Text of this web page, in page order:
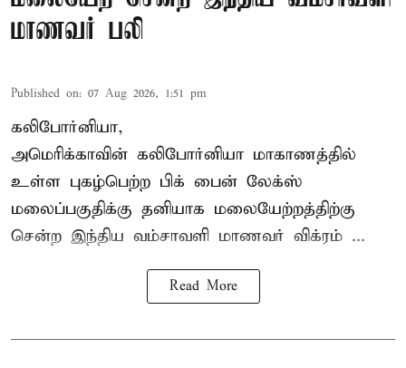
மாணவர் பலி
Published on: 07 Aug 2026, 1:51 pm
கலிபோர்னியா,
அமெரிக்காவின் கலிபோர்னியா மாகாணத்தில்
உள்ள புகழ்பெற்ற பிக் பைன் லேக்ஸ்
மலைப்பகுதிக்கு தனியாக மலையேற்றத்திற்கு
சென்ற இந்திய வம்சாவளி மாணவர் விக்ரம் ...
Read More